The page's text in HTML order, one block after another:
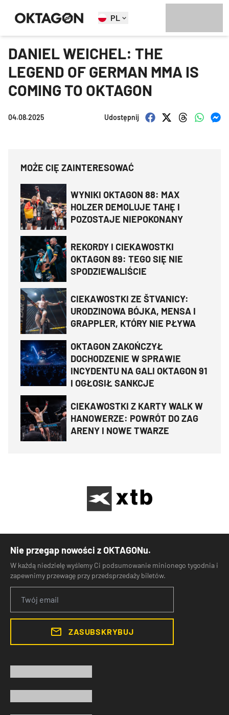
PL
DANIEL WEICHEL: THE
LEGEND OF GERMAN MMA IS
COMING TO OKTAGON
04.08.2025 Udostępnij
MOŻE CIĘ ZAINTERESOWAĆ
WYNIKI OKTAGON 88: MAX
HOLZER DEMOLUJE TAHĘ I
POZOSTAJE NIEPOKONANY
REKORDY I CIEKAWOSTKI
OKTAGON 89: TEGO SIĘ NIE
SPODZIEWALIŚCIE
CIEKAWOSTKI ZE ŠTVANICY:
URODZINOWA BÓJKA, MENSA I
GRAPPLER, KTÓRY NIE PŁYWA
OKTAGON ZAKOŃCZYŁ
DOCHODZENIE W SPRAWIE
INCYDENTU NA GALI OKTAGON 91
I OGŁOSIŁ SANKCJE
CIEKAWOSTKI Z KARTY WALK W
HANOWERZE: POWRÓT DO ZAG
ARENY I NOWE TWARZE
Nie przegap nowości z OKTAGONu.
W każdą niedzielę wyślemy Ci podsumowanie minionego tygodnia i
zapewnimy przewagę przy przedsprzedaży biletów.
ZASUBSKRYBUJ